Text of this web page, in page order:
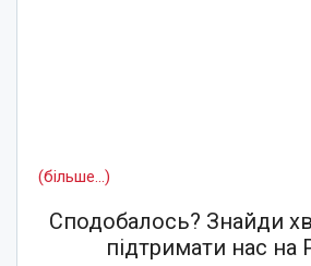
(більше…)
Сподобалось? Знайди
підтримати нас на